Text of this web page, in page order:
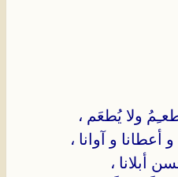
ولا يُطعَم ،
أعطانا و آوانا ،
أبلانا ،